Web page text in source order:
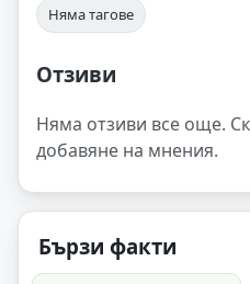
Няма тагове
Отзиви
Няма отзиви все още.
добавяне на мнения.
Бързи факти